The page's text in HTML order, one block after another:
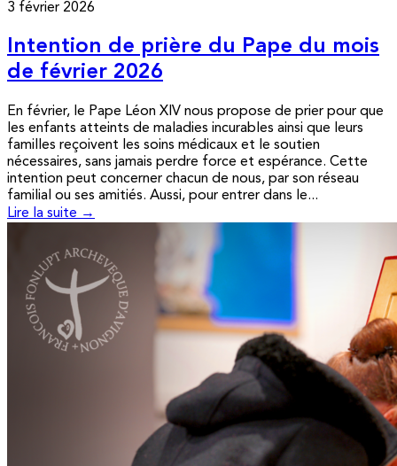
3 février 2026
Intention de prière du Pape du mois
de février 2026
En février, le Pape Léon XIV nous propose de prier pour que
les enfants atteints de maladies incurables ainsi que leurs
familles reçoivent les soins médicaux et le soutien
nécessaires, sans jamais perdre force et espérance. Cette
intention peut concerner chacun de nous, par son réseau
familial ou ses amitiés. Aussi, pour entrer dans le...
Lire la suite →